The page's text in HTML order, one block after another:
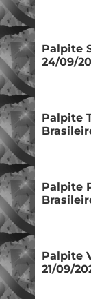
Palpite
24/09/
Palpite
Palpite
Palpite
21/09/